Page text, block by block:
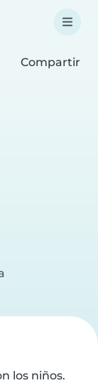
Compartir
los niños.